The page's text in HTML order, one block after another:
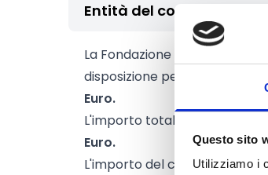
Questo sito
Utilizziamo i
Entità del contributo
La Fondazione Provinciale
disposizione per la
Euro.
L'importo totale del progetto
Euro.
L'importo del contributo che